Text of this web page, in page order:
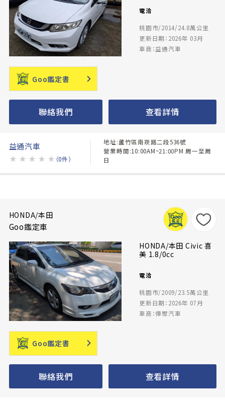
電洽
桃園市/2014/24.8萬公里
更新日期：2026年 03月
車商：益通汽車
Goo鑑定書
聯絡我們 查看詳情
益通汽車
★ ★ ★ ★ ★ （0件）
地址:蘆竹區南崁路二段536號
營業時間:10:00AM~21:00PM 周一至周
日
HONDA/本田
Goo鑑定車
HONDA/本田 Civic 喜
美 1.8/0cc
電洽
桃園市/2009/23.5萬公里
更新日期：2026年 07月
車商：俥聚汽車
Goo鑑定書
聯絡我們 查看詳情